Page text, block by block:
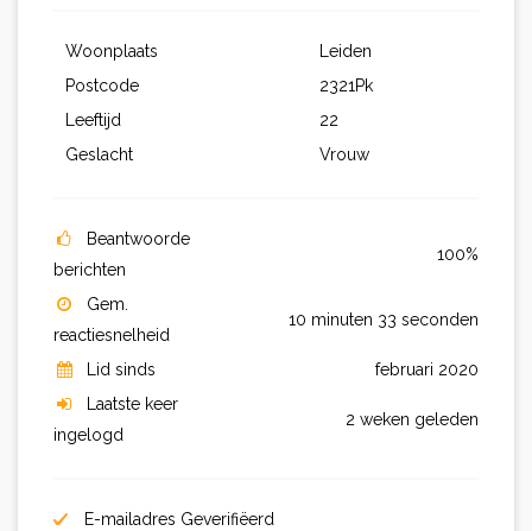
Woonplaats
Leiden
Postcode
2321Pk
Leeftijd
22
Geslacht
Vrouw
Beantwoorde
berichten
100%
Gem.
reactiesnelheid
10 minuten 33 seconden
Lid sinds
februari 2020
Laatste keer
ingelogd
2 weken geleden
E-mailadres Geverifiëerd